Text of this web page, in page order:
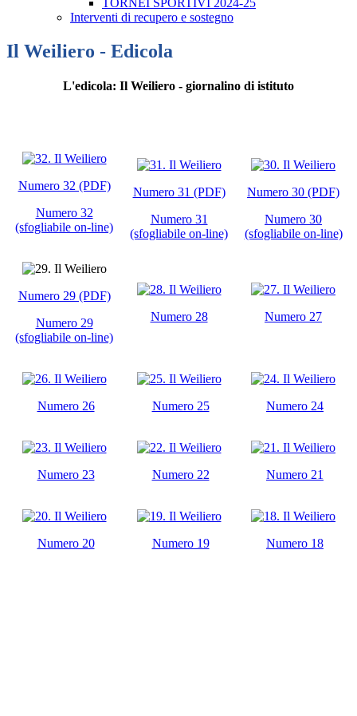
TORNEI SPORTIVI 2024-25
Interventi di recupero e sostegno
Il Weiliero - Edicola
L'edicola: Il Weiliero - giornalino di istituto
Numero 32 (PDF)
Numero 32
(sfogliabile on-line)
Numero 31 (PDF)
Numero 31
(sfogliabile on-line)
Numero 30 (PDF)
Numero 30
(sfogliabile on-line)
Numero 29 (PDF)
Numero 29
(sfogliabile on-line)
Numero 28 Numero 27
Numero 26 Numero 25 Numero 24
Numero 23 Numero 22 Numero 21
Numero 20 Numero 19 Numero 18